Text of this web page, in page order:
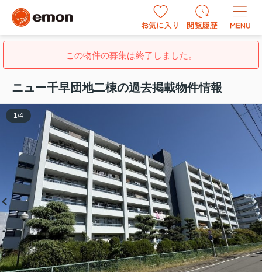
この物件の募集は終了しました。
ニュー千早団地二棟の過去掲載物件情報
1 /4